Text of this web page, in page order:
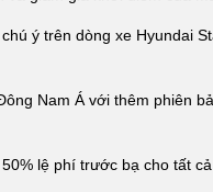
ý trên dòng xe Hyundai
Nam Á với thêm phiên
lệ phí trước bạ cho tất